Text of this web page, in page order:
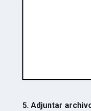
5. Adjuntar